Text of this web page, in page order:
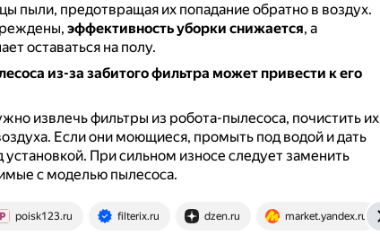
пыли, предотвращая их попадание обратно в воздух.
эффективность уборки снижается, а
оставаться на полу.
из-за забитого фильтра может привести к его
извлечь фильтры из робота-пылесоса, почистить их
Если они моющиеся, промыть под водой и дать
установкой. При сильном износе следует заменить
с моделью пылесоса.
poisk123.ru filterix.ru dzen.ru market.yandex.ru